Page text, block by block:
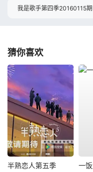
我是歌手第四季20160115期
猜你喜欢
半熟恋人第五季 一